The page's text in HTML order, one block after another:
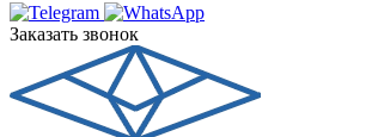
Заказать звонок